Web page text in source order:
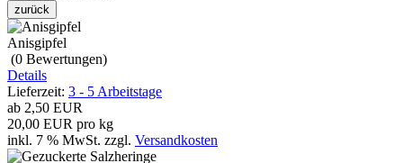
zurück
Anisgipfel
(0 Bewertungen)
Details
Lieferzeit: 3 - 5 Arbeitstage
ab 2,50 EUR
20,00 EUR pro kg
inkl. 7 % MwSt. zzgl. Versandkosten